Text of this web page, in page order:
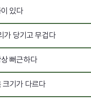
있다
가 당기고 무겁다
뻐근하다
크기가 다르다